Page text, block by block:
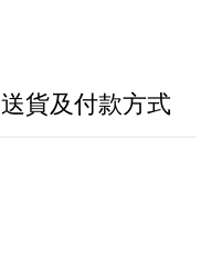
送貨及付款方式